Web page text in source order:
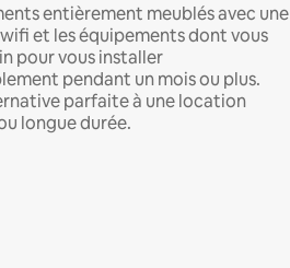
entièrement meublés avec une
et les équipements dont vous
pour vous installer
pendant un mois ou plus.
parfaite à une location
longue durée.